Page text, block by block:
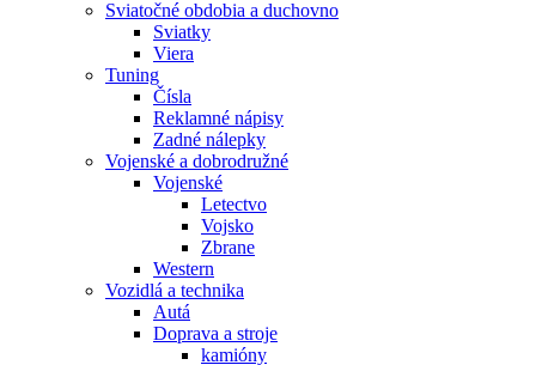
Sviatočné obdobia a duchovno
Sviatky
Viera
Tuning
Čísla
Reklamné nápisy
Zadné nálepky
Vojenské a dobrodružné
Vojenské
Letectvo
Vojsko
Zbrane
Western
Vozidlá a technika
Autá
Doprava a stroje
kamióny